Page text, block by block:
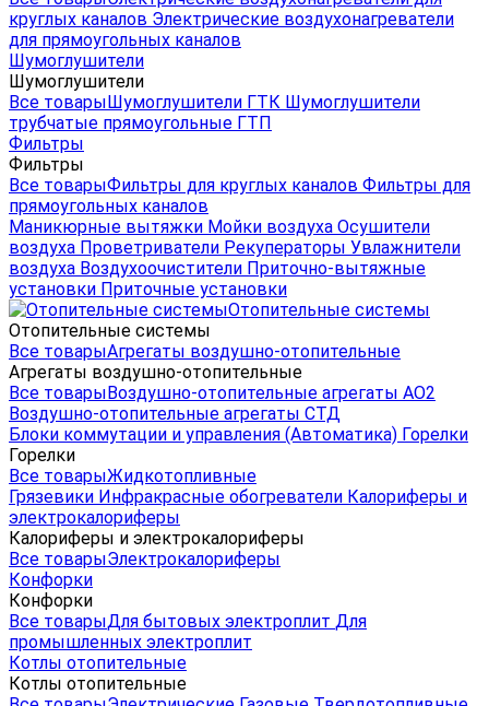
круглых каналов Электрические воздухонагреватели
для прямоугольных каналов
Шумоглушители
Шумоглушители
Все товарыШумоглушители ГТК Шумоглушители
трубчатые прямоугольные ГТП
Фильтры
Фильтры
Все товарыФильтры для круглых каналов Фильтры для
прямоугольных каналов
Маникюрные вытяжки Мойки воздуха Осушители
воздуха Проветриватели Рекуператоры Увлажнители
воздуха Воздухоочистители Приточно-вытяжные
установки Приточные установки
Отопительные системы
Отопительные системы
Все товарыАгрегаты воздушно-отопительные
Агрегаты воздушно-отопительные
Все товарыВоздушно-отопительные агрегаты АО2
Воздушно-отопительные агрегаты СТД
Блоки коммутации и управления (Автоматика) Горелки
Горелки
Все товарыЖидкотопливные
Грязевики Инфракрасные обогреватели Калориферы и
электрокалориферы
Калориферы и электрокалориферы
Все товарыЭлектрокалориферы
Конфорки
Конфорки
Все товарыДля бытовых электроплит Для
промышленных электроплит
Котлы отопительные
Котлы отопительные